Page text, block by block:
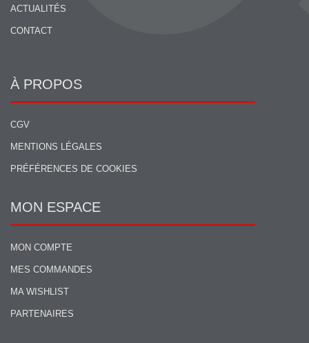
ACTUALITÉS
CONTACT
À PROPOS
CGV
MENTIONS LÉGALES
PRÉFÉRENCES DE COOKIES
MON ESPACE
MON COMPTE
MES COMMANDES
MA WISHLIST
PARTENAIRES